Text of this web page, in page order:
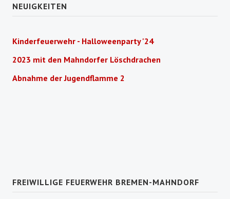
NEUIGKEITEN
Kinderfeuerwehr - Halloweenparty '24
2023 mit den Mahndorfer Löschdrachen
Abnahme der Jugendflamme 2
FREIWILLIGE FEUERWEHR BREMEN-MAHNDORF